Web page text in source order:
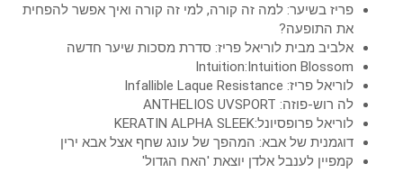
פריז בשיער: למה זה קורה, למי זה קורה ואיך אפשר להפחית
את התופעה?
אלביב מבית לוריאל פריז: סדרת מסכות שיער חדשה
Intuition:Intuition Blossom
לוריאל פריז: Infallible Laque Resistance
לה רוש-פוזה: ANTHELIOS UVSPORT
לוריאל פרופסיונל:KERATIN ALPHA SLEEK
דוגמנית של אבא: המהפך של עונג שחף אצל אבא ירין
קמפיין לענבל אלדן יוצאת 'האח הגדול'